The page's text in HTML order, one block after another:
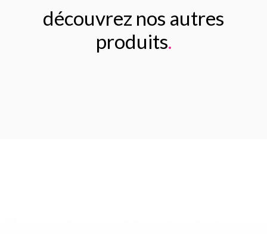
découvrez nos autres
produits.